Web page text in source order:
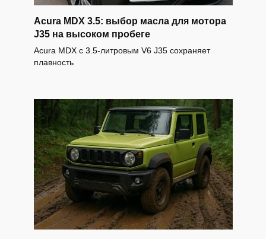
Acura MDX 3.5: выбор масла для мотора
J35 на высоком пробеге
Acura MDX с 3.5-литровым V6 J35 сохраняет
плавность